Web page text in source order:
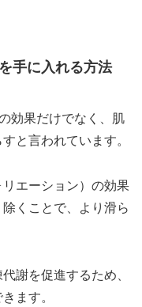
手に入れる方法
効果だけでなく、肌
と言われています。
エーション）の効果
くことで、より滑ら
謝を促進するため、
ます。